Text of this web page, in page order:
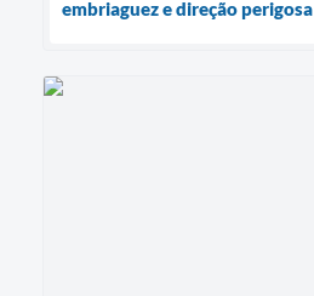
embriaguez e direção perigosa